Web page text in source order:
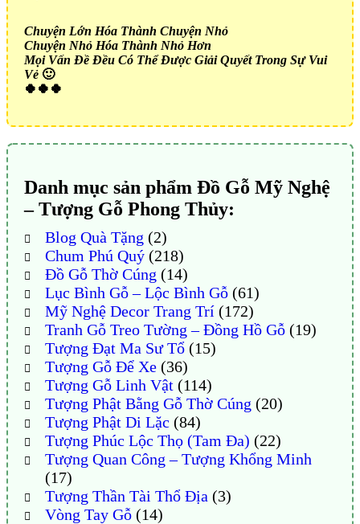
Chuyện Lớn Hóa Thành Chuyện Nhỏ
Chuyện Nhỏ Hóa Thành Nhỏ Hơn
Mọi Vấn Đề Đều Có Thể Được Giải Quyết Trong Sự Vui
Vẻ 🙂
🍀🍀🍀
Danh mục sản phẩm Đồ Gỗ Mỹ Nghệ
– Tượng Gỗ Phong Thủy:
Blog Quà Tặng (2)
Chum Phú Quý(218)
Đồ Gỗ Thờ Cúng (14)
Lục Bình Gỗ – Lộc Bình Gỗ(61)
Mỹ Nghệ Decor Trang Trí(172)
Tranh Gỗ Treo Tường – Đồng Hồ Gỗ(19)
Tượng Đạt Ma Sư Tổ(15)
Tượng Gỗ Để Xe(36)
Tượng Gỗ Linh Vật(114)
Tượng Phật Bằng Gỗ Thờ Cúng (20)
Tượng Phật Di Lặc (84)
Tượng Phúc Lộc Thọ (Tam Đa) (22)
Tượng Quan Công – Tượng Khổng Minh
(17)
Tượng Thần Tài Thổ Địa (3)
Vòng Tay Gỗ(14)